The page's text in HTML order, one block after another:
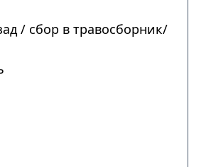
/ сбор в травосборник/